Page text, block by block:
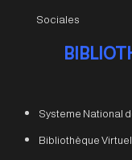
Sociales
Systeme National
Bibliothèque